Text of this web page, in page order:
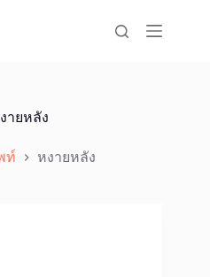
ายหลัง
ท์ หงายหลัง